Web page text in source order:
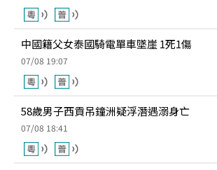
中國籍父女泰國騎電單車墜崖 1死1傷
07/08 19:07
58歲男子西貢吊鐘洲疑浮潛遇溺身亡
07/08 18:41